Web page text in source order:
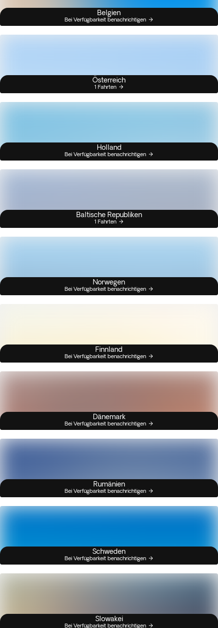
Belgien
Bei Verfügbarkeit benachrichtigen
Österreich
1 Fahrten
Holland
Bei Verfügbarkeit benachrichtigen
Baltische Republiken
1 Fahrten
Norwegen
Bei Verfügbarkeit benachrichtigen
Finnland
Bei Verfügbarkeit benachrichtigen
Dänemark
Bei Verfügbarkeit benachrichtigen
Rumänien
Bei Verfügbarkeit benachrichtigen
Schweden
Bei Verfügbarkeit benachrichtigen
Slowakei
Bei Verfügbarkeit benachrichtigen